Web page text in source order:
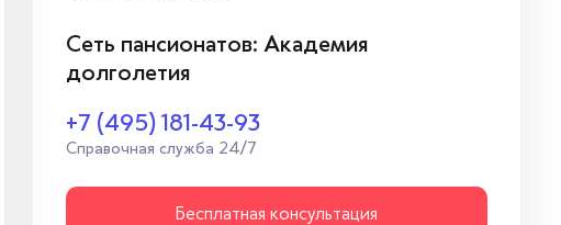
Сеть пансионатов: Академия
долголетия
+7 (495) 181-43-93
Справочная служба 24/7
Бесплатная консультация